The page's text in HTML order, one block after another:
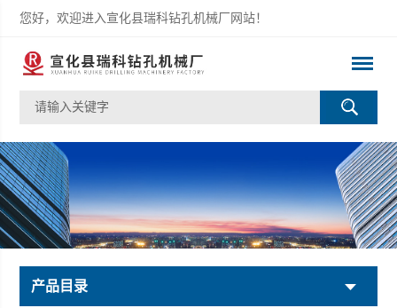
您好，欢迎进入宣化县瑞科钻孔机械厂网站！
产品目录